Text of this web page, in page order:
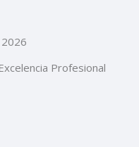
2026
Profesional